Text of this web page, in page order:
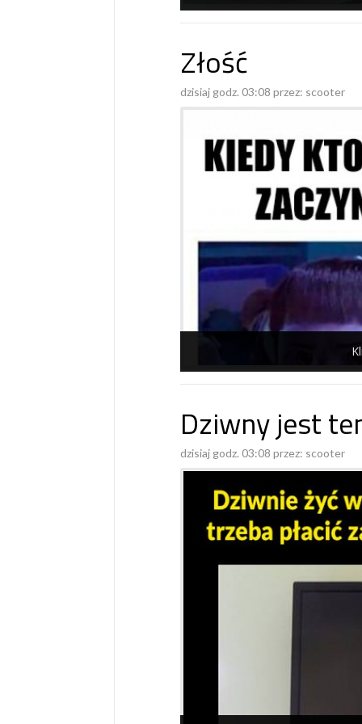
Złość
dzisiaj godz. 03:08 przez: scooter
Dziwny jest
dzisiaj godz. 03:08 przez: scooter